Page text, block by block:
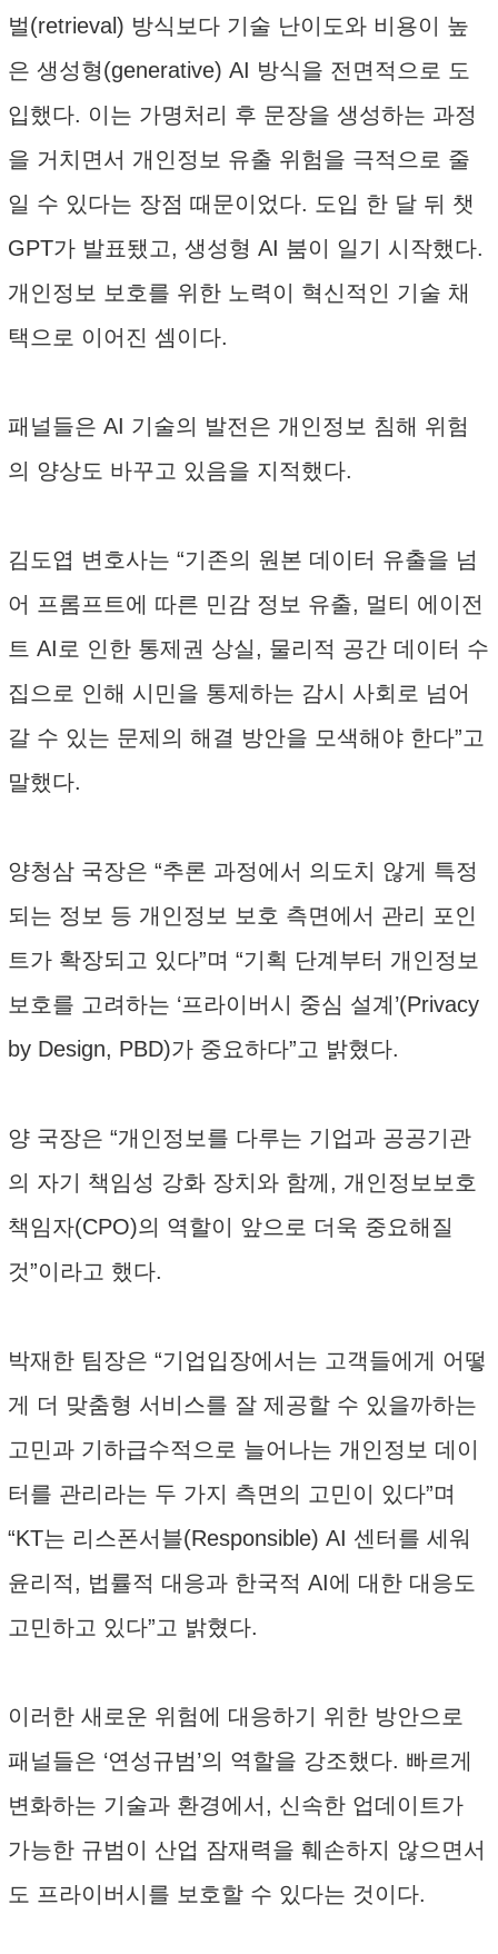
벌(retrieval) 방식보다 기술 난이도와 비용이 높
은 생성형(generative) AI 방식을 전면적으로 도
입했다. 이는 가명처리 후 문장을 생성하는 과정
을 거치면서 개인정보 유출 위험을 극적으로 줄
일 수 있다는 장점 때문이었다. 도입 한 달 뒤 챗
GPT가 발표됐고, 생성형 AI 붐이 일기 시작했다.
개인정보 보호를 위한 노력이 혁신적인 기술 채
택으로 이어진 셈이다.
패널들은 AI 기술의 발전은 개인정보 침해 위험
의 양상도 바꾸고 있음을 지적했다.
김도엽 변호사는 “기존의 원본 데이터 유출을 넘
어 프롬프트에 따른 민감 정보 유출, 멀티 에이전
트 AI로 인한 통제권 상실, 물리적 공간 데이터 수
집으로 인해 시민을 통제하는 감시 사회로 넘어
갈 수 있는 문제의 해결 방안을 모색해야 한다”고
말했다.
양청삼 국장은 “추론 과정에서 의도치 않게 특정
되는 정보 등 개인정보 보호 측면에서 관리 포인
트가 확장되고 있다”며 “기획 단계부터 개인정보
보호를 고려하는 ‘프라이버시 중심 설계’(Privacy
by Design, PBD)가 중요하다”고 밝혔다.
양 국장은 “개인정보를 다루는 기업과 공공기관
의 자기 책임성 강화 장치와 함께, 개인정보보호
책임자(CPO)의 역할이 앞으로 더욱 중요해질
것”이라고 했다.
박재한 팀장은 “기업입장에서는 고객들에게 어떻
게 더 맞춤형 서비스를 잘 제공할 수 있을까하는
고민과 기하급수적으로 늘어나는 개인정보 데이
터를 관리라는 두 가지 측면의 고민이 있다”며
“KT는 리스폰서블(Responsible) AI 센터를 세워
윤리적, 법률적 대응과 한국적 AI에 대한 대응도
고민하고 있다”고 밝혔다.
이러한 새로운 위험에 대응하기 위한 방안으로
패널들은 ‘연성규범’의 역할을 강조했다. 빠르게
변화하는 기술과 환경에서, 신속한 업데이트가
가능한 규범이 산업 잠재력을 훼손하지 않으면서
도 프라이버시를 보호할 수 있다는 것이다.